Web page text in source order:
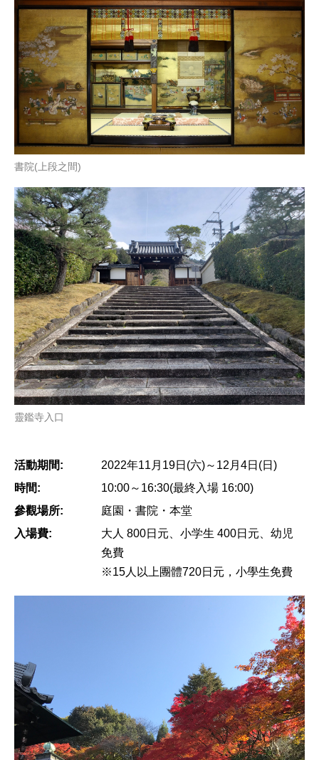
書院(上段之間)
靈鑑寺入口
活動期間:
2022年11月19日(六)～12月4日(日)
時間:
10:00～16:30(最終入場 16:00)
參觀場所:
庭園・書院・本堂
入場費:
大人 800日元、小学生 400日元、幼児
免費
※15人以上團體720日元，小學生免費